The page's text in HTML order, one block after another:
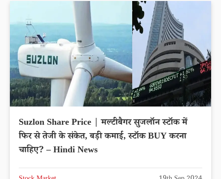
Suzlon Share Price | मल्टीबैगर सुजलॉन स्टॉक में
फिर से तेजी के संकेत, बड़ी कमाई, स्टॉक BUY करना
चाहिए? – Hindi News